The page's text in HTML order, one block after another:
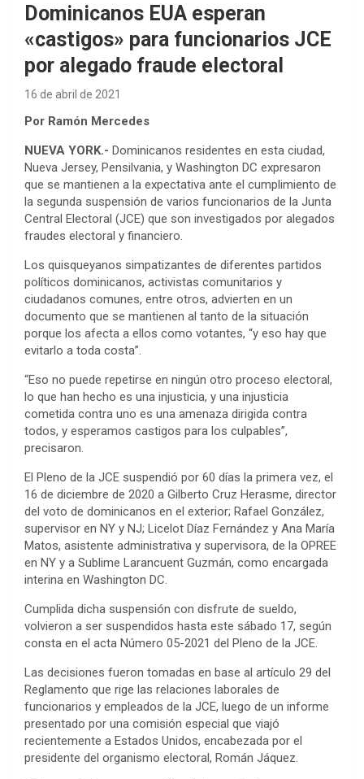
Dominicanos EUA esperan
«castigos» para funcionarios JCE
por alegado fraude electoral
16 de abril de 2021
Por Ramón Mercedes
NUEVA YORK.- Dominicanos residentes en esta ciudad,
Nueva Jersey, Pensilvania, y Washington DC expresaron
que se mantienen a la expectativa ante el cumplimiento de
la segunda suspensión de varios funcionarios de la Junta
Central Electoral (JCE) que son investigados por alegados
fraudes electoral y financiero.
Los quisqueyanos simpatizantes de diferentes partidos
políticos dominicanos, activistas comunitarios y
ciudadanos comunes, entre otros, advierten en un
documento que se mantienen al tanto de la situación
porque los afecta a ellos como votantes, “y eso hay que
evitarlo a toda costa”.
“Eso no puede repetirse en ningún otro proceso electoral,
lo que han hecho es una injusticia, y una injusticia
cometida contra uno es una amenaza dirigida contra
todos, y esperamos castigos para los culpables”,
precisaron.
El Pleno de la JCE suspendió por 60 días la primera vez, el
16 de diciembre de 2020 a Gilberto Cruz Herasme, director
del voto de dominicanos en el exterior; Rafael González,
supervisor en NY y NJ; Licelot Díaz Fernández y Ana María
Matos, asistente administrativa y supervisora, de la OPREE
en NY y a Sublime Larancuent Guzmán, como encargada
interina en Washington DC.
Cumplida dicha suspensión con disfrute de sueldo,
volvieron a ser suspendidos hasta este sábado 17, según
consta en el acta Número 05-2021 del Pleno de la JCE.
Las decisiones fueron tomadas en base al artículo 29 del
Reglamento que rige las relaciones laborales de
funcionarios y empleados de la JCE, luego de un informe
presentado por una comisión especial que viajó
recientemente a Estados Unidos, encabezada por el
presidente del organismo electoral, Román Jáquez.